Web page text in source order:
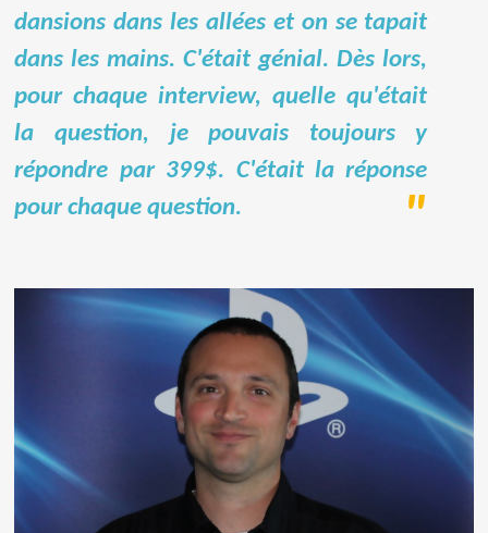
dansions dans les allées et on se tapait
dans les mains. C'était génial. Dès lors,
pour chaque interview, quelle qu'était
la question, je pouvais toujours y
répondre par 399$. C'était la réponse
pour chaque question.